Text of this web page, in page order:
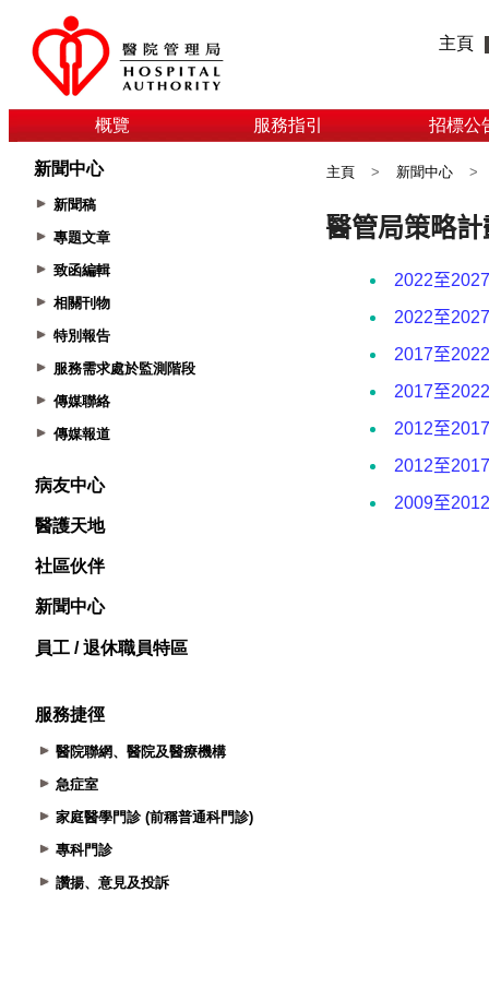
主頁
概覽 服務指引 招標公
新聞中心
新聞稿
專題文章
致函編輯
相關刊物
特別報告
服務需求處於監測階段
傳媒聯絡
傳媒報道
病友中心
醫護天地
社區伙伴
新聞中心
員工 / 退休職員特區
服務捷徑
醫院聯網、醫院及醫療機構
急症室
家庭醫學門診 (前稱普通科門診)
專科門診
讚揚、意見及投訴
主頁 > 新聞中心 >